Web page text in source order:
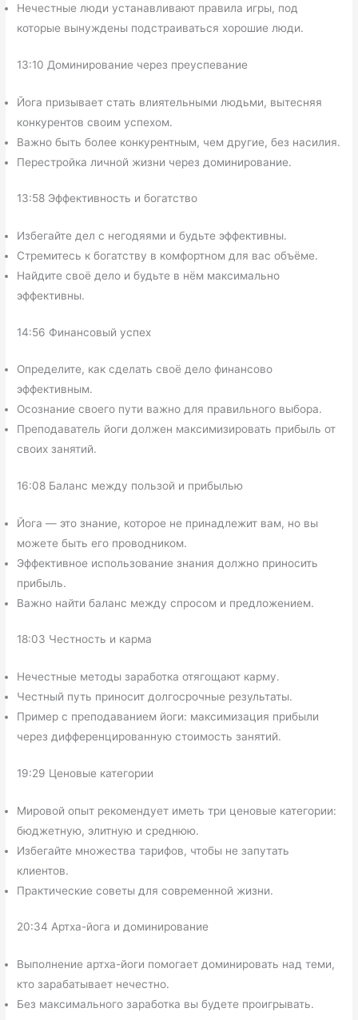
Нечестные люди устанавливают правила игры, под
которые вынуждены подстраиваться хорошие люди.
13:10 Доминирование через преуспевание
Йога призывает стать влиятельными людьми, вытесняя
конкурентов своим успехом.
Важно быть более конкурентным, чем другие, без насилия.
Перестройка личной жизни через доминирование.
13:58 Эффективность и богатство
Избегайте дел с негодяями и будьте эффективны.
Стремитесь к богатству в комфортном для вас объёме.
Найдите своё дело и будьте в нём максимально
эффективны.
14:56 Финансовый успех
Определите, как сделать своё дело финансово
эффективным.
Осознание своего пути важно для правильного выбора.
Преподаватель йоги должен максимизировать прибыль от
своих занятий.
16:08 Баланс между пользой и прибылью
Йога — это знание, которое не принадлежит вам, но вы
можете быть его проводником.
Эффективное использование знания должно приносить
прибыль.
Важно найти баланс между спросом и предложением.
18:03 Честность и карма
Нечестные методы заработка отягощают карму.
Честный путь приносит долгосрочные результаты.
Пример с преподаванием йоги: максимизация прибыли
через дифференцированную стоимость занятий.
19:29 Ценовые категории
Мировой опыт рекомендует иметь три ценовые категории:
бюджетную, элитную и среднюю.
Избегайте множества тарифов, чтобы не запутать
клиентов.
Практические советы для современной жизни.
20:34 Артха-йога и доминирование
Выполнение артха-йоги помогает доминировать над теми,
кто зарабатывает нечестно.
Без максимального заработка вы будете проигрывать.